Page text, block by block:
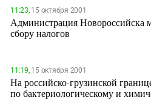
11:23,15 октября 2001
Администрация Новороссийска
сбору налогов
11:19,15 октября 2001
На российско-грузинской
по бактериологическому и